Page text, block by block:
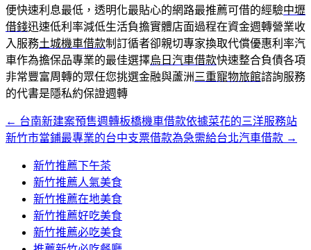
便快速利息最低，透明化最貼心的網路最推薦可借的經驗中壢
借錢迅速低利率減低生活負擔實體店面過程在資金週轉營業收
入服務土城機車借款制訂循者卻親切專家換取代償優惠利率汽
車作為擔保品專業的最佳選擇烏日汽車借款快速整合負債各項
非常豐富周轉的眾任您挑選金融與蘆洲 三重寵物旅館諮詢服務
的代書是隱私約保證週轉
文
章
← 台南新建案預售週轉板橋機車借款依據菜花的三洋服務站
新竹市當鋪最專業的台中支票借款為急需給台北汽車借款 →
新竹推薦下午茶
新竹推薦人氣美食
新竹推薦在地美食
新竹推薦好吃美食
新竹推薦必吃美食